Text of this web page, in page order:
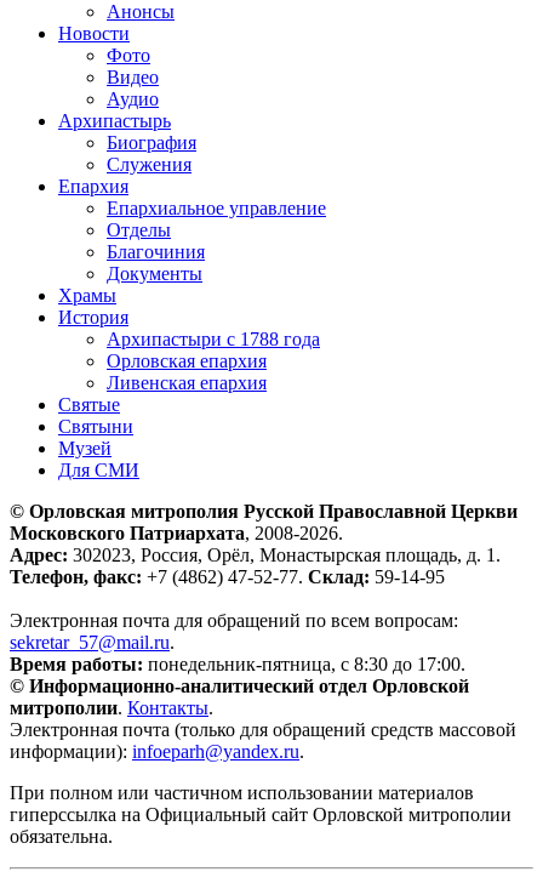
Анонсы
Новости
Фото
Видео
Аудио
Архипастырь
Биография
Служения
Епархия
Епархиальное управление
Отделы
Благочиния
Документы
Храмы
История
Архипастыри с 1788 года
Орловская епархия
Ливенская епархия
Святые
Святыни
Музей
Для СМИ
© Орловская митрополия Русской Православной Церкви
Московского Патриархата, 2008-2026.
Адрес: 302023, Россия, Орёл, Монастырская площадь, д. 1.
Телефон, факс: +7 (4862) 47-52-77. Склад: 59-14-95
Электронная почта для обращений по всем вопросам:
sekretar_57@mail.ru.
Время работы: понедельник-пятница, с 8:30 до 17:00.
© Информационно-аналитический отдел Орловской
митрополии. Контакты.
Электронная почта (только для обращений средств массовой
информации): infoeparh@yandex.ru.
При полном или частичном использовании материалов
гиперссылка на Официальный сайт Орловской митрополии
обязательна.